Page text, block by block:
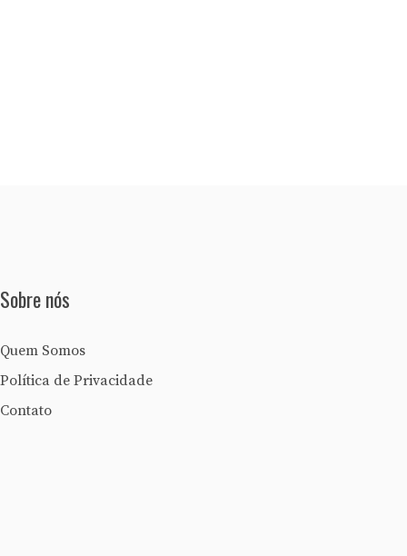
Sobre nós
Quem Somos
Política de Privacidade
Contato